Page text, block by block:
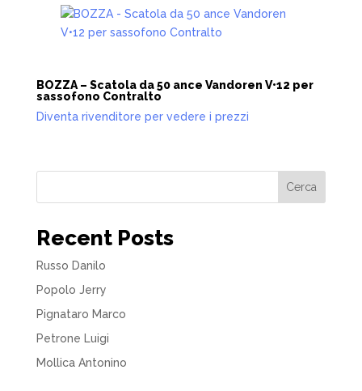
BOZZA – Scatola da 50 ance Vandoren V•12 per
sassofono Contralto
Diventa rivenditore per vedere i prezzi
Cerca
Recent Posts
Russo Danilo
Popolo Jerry
Pignataro Marco
Petrone Luigi
Mollica Antonino